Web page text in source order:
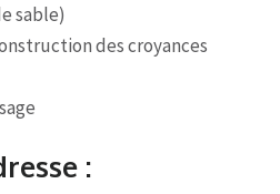
sable)
des croyances
: